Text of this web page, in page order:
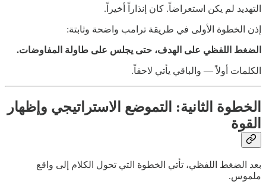
التهديد لم يكن استعراضاً. كان إنذاراً أخيراً.
إذن الخطوة الأولى في طريقة ترامب واضحة وثابتة:
الضغط اللفظي على الهدف، حتى يجلس على طاولة المفاوضات.
الكلمات أولاً — والباقي يأتي لاحقاً.
الخطوة الثانية: التموضع الاستراتيجي وإظهار
القوة
بعد الضغط اللفظي، تأتي الخطوة التي تحول الكلام إلى واقع
ملموس.